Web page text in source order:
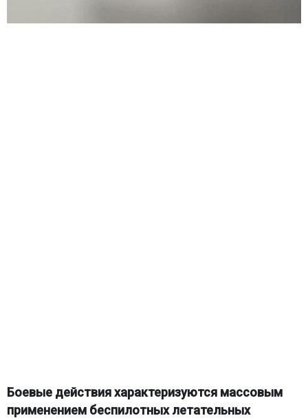
Боевые действия характеризуются массовым
применением беспилотных летательных